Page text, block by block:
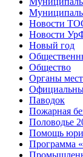
Новости
Новости
Новый год
Общество
Органы
Паводок
Пожарная
Половодье
Помощь
Программа